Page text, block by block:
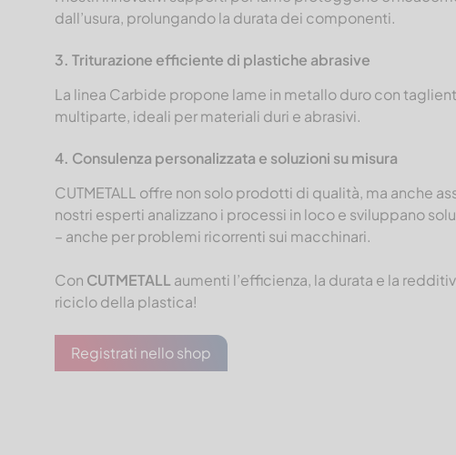
dall’usura, prolungando la durata dei componenti.
3. Triturazione efficiente di plastiche abrasive
La linea Carbide propone lame in metallo duro con
multiparte, ideali per materiali duri e abrasivi.
4. Consulenza personalizzata e soluzioni su misura
CUTMETALL offre non solo prodotti di qualità, ma anche
nostri esperti analizzano i processi in loco e sviluppano
– anche per problemi ricorrenti sui macchinari.
Con CUTMETALL aumenti l’efficienza, la durata e la
riciclo della plastica!
Registrati nello shop